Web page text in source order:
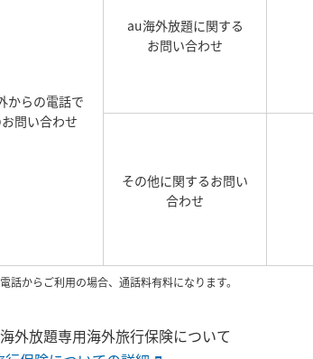
からの電話で
問い合わせ
au海外放題に関する
お問い合わせ
その他に関するお問い
合わせ
話からご利用の場合、通話料有料になります。
外放題専用海外旅行保険について